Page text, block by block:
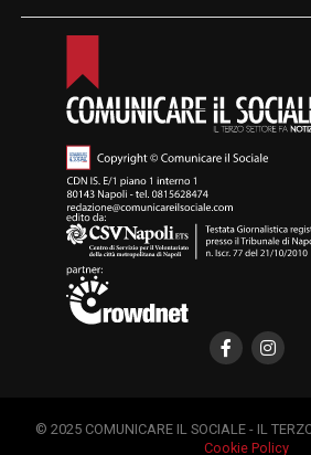
© 2025 COMUNICARE IL SOCIALE - IL
Cookie Policy